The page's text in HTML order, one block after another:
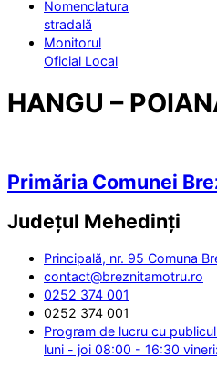
Nomenclatura
stradală
Monitorul
Oficial Local
HANGU –
Primăria Comunei
Județul Mehedinți
Principală, nr. 95 Comuna
contact@breznitamotru.ro
0252 374 001
0252 374 001
Program de lucru cu
luni - joi 08:00 - 16:30